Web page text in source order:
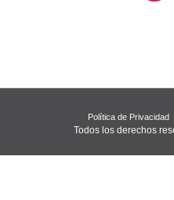
Política de Privacidad
Todos los derechos